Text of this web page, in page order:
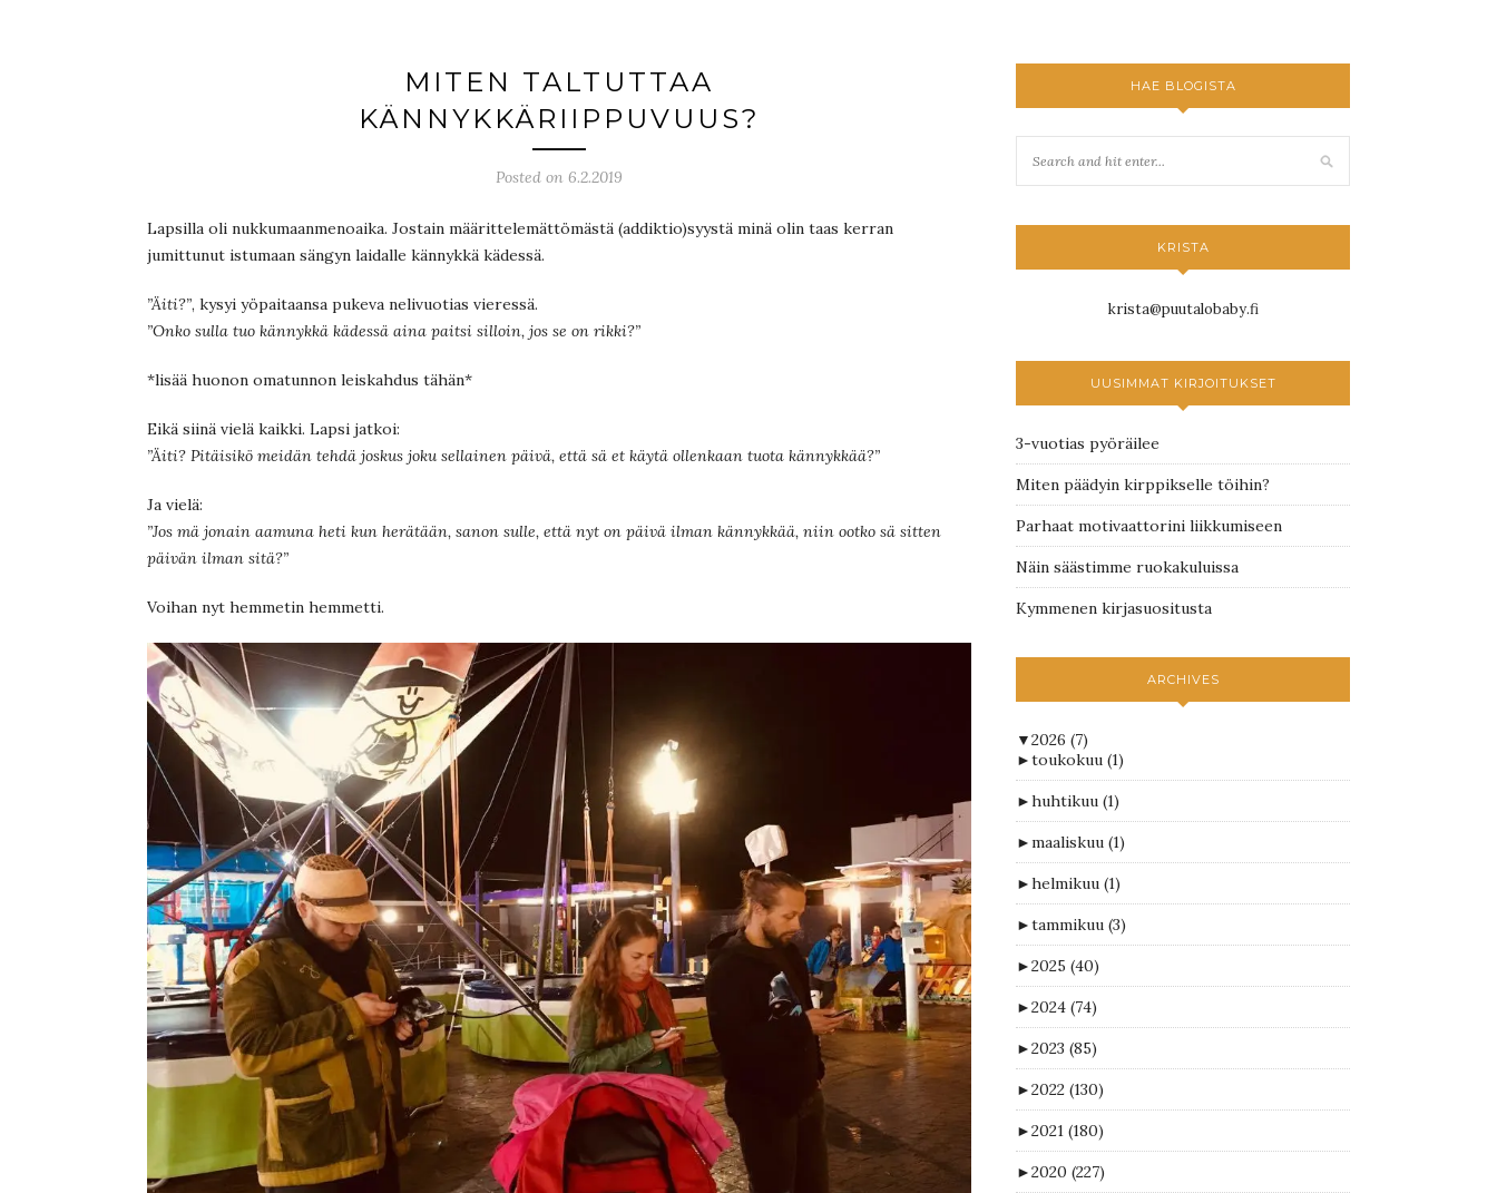
MITEN TALTUTTAA
KÄNNYKKÄRIIPPUVUUS?
Posted on 6.2.2019
Lapsilla oli nukkumaanmenoaika. Jostain määrittelemättömästä (addiktio)syystä minä olin taas kerran
jumittunut istumaan sängyn laidalle kännykkä kädessä.
”Äiti?”, kysyi yöpaitaansa pukeva nelivuotias vieressä.
”Onko sulla tuo kännykkä kädessä aina paitsi silloin, jos se on rikki?”
*lisää huonon omatunnon leiskahdus tähän*
Eikä siinä vielä kaikki. Lapsi jatkoi:
”Äiti? Pitäisikö meidän tehdä joskus joku sellainen päivä, että sä et käytä ollenkaan tuota kännykkää?”
Ja vielä:
”Jos mä jonain aamuna heti kun herätään, sanon sulle, että nyt on päivä ilman kännykkää, niin ootko sä sitten
päivän ilman sitä?”
Voihan nyt hemmetin hemmetti.
HAE BLOGISTA
KRISTA
krista@puutalobaby.fi
UUSIMMAT KIRJOITUKSET
3-vuotias pyöräilee
Miten päädyin kirppikselle töihin?
Parhaat motivaattorini liikkumiseen
Näin säästimme ruokakuluissa
Kymmenen kirjasuositusta
ARCHIVES
▼2026 (7)
►toukokuu (1)
►huhtikuu (1)
►maaliskuu (1)
►helmikuu (1)
►tammikuu (3)
►2025 (40)
►2024 (74)
►2023 (85)
►2022 (130)
►2021 (180)
►2020 (227)